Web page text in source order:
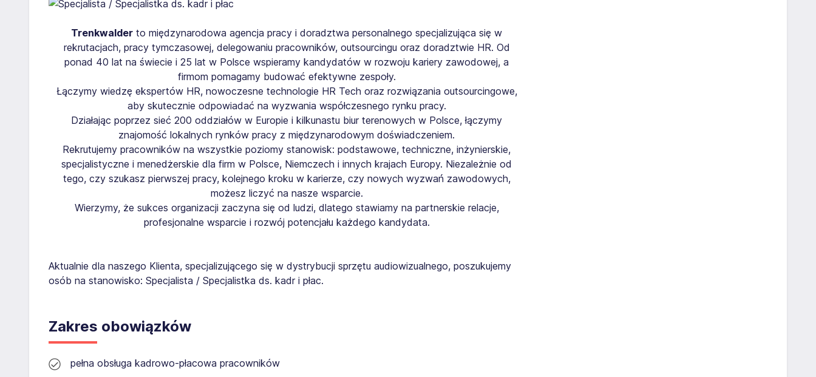
Trenkwalder to międzynarodowa agencja pracy i doradztwa personalnego specjalizująca się w
rekrutacjach, pracy tymczasowej, delegowaniu pracowników, outsourcingu oraz doradztwie HR. Od
ponad 40 lat na świecie i 25 lat w Polsce wspieramy kandydatów w rozwoju kariery zawodowej, a
firmom pomagamy budować efektywne zespoły.
Łączymy wiedzę ekspertów HR, nowoczesne technologie HR Tech oraz rozwiązania outsourcingowe,
aby skutecznie odpowiadać na wyzwania współczesnego rynku pracy.
Działając poprzez sieć 200 oddziałów w Europie i kilkunastu biur terenowych w Polsce, łączymy
znajomość lokalnych rynków pracy z międzynarodowym doświadczeniem.
Rekrutujemy pracowników na wszystkie poziomy stanowisk: podstawowe, techniczne, inżynierskie,
specjalistyczne i menedżerskie dla firm w Polsce, Niemczech i innych krajach Europy. Niezależnie od
tego, czy szukasz pierwszej pracy, kolejnego kroku w karierze, czy nowych wyzwań zawodowych,
możesz liczyć na nasze wsparcie.
Wierzymy, że sukces organizacji zaczyna się od ludzi, dlatego stawiamy na partnerskie relacje,
profesjonalne wsparcie i rozwój potencjału każdego kandydata.
Aktualnie dla naszego Klienta, specjalizującego się w dystrybucji sprzętu audiowizualnego, poszukujemy
osób na stanowisko: Specjalista / Specjalistka ds. kadr i płac.
Zakres obowiązków
pełna obsługa kadrowo-płacowa pracowników